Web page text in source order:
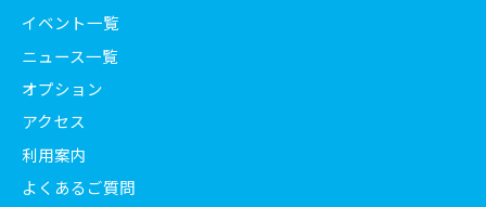
イベント一覧
ニュース一覧
オプション
アクセス
利用案内
よくあるご質問